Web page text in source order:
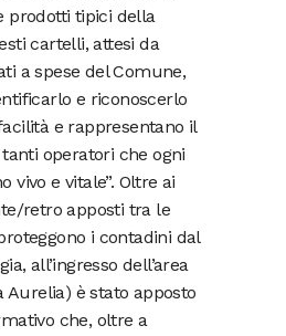
prodotti tipici della
cartelli, attesi da
a spese del Comune,
e riconoscerlo
e rappresentano il
operatori che ogni
vivo e vitale”. Oltre ai
retro apposti tra le
i contadini dal
all’ingresso dell’area
Aurelia) è stato apposto
che, oltre a